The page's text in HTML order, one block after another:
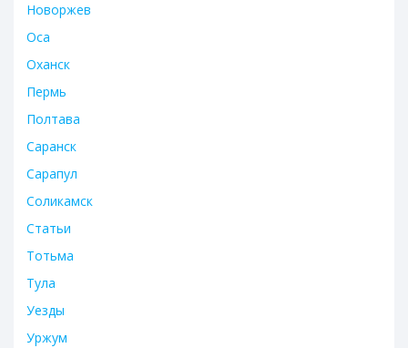
Новоржев
Оса
Оханск
Пермь
Полтава
Саранск
Сарапул
Соликамск
Статьи
Тотьма
Тула
Уезды
Уржум